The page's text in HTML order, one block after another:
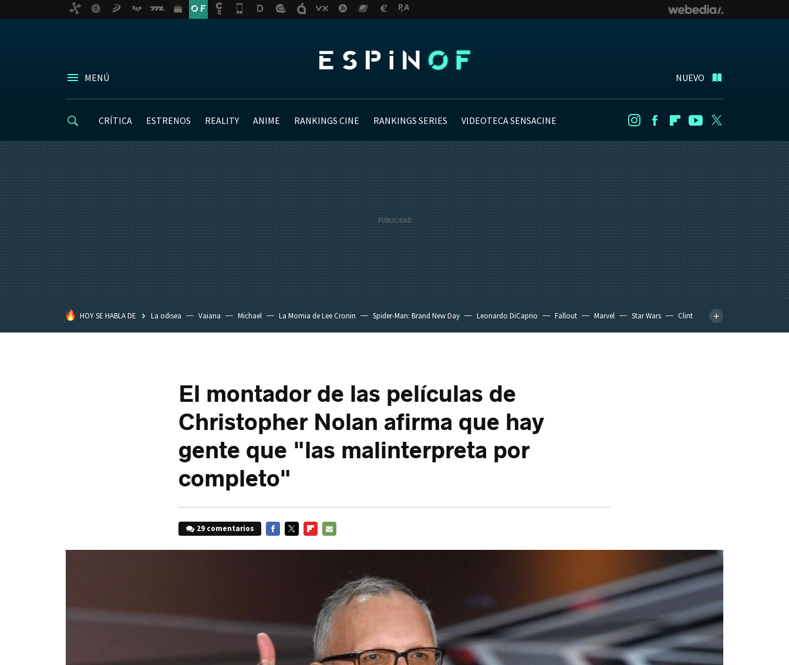
MENÚ NUEVO
CRÍTICA ESTRENOS REALITY ANIME RANKINGS CINE RANKINGS SERIES VIDEOTECA SENSACINE InstagramFacebookFlipboard
Youtube
HOY SE HABLA DE La odisea Vaiana Michael La Momia de Lee Cronin Spider-Man: Brand New Day Leonardo DiCaprio Fallout Marvel Star Wars
Clint
El montador de las películas de
Christopher Nolan afirma que hay
gente que "las malinterpreta por
completo"
29 comentarios